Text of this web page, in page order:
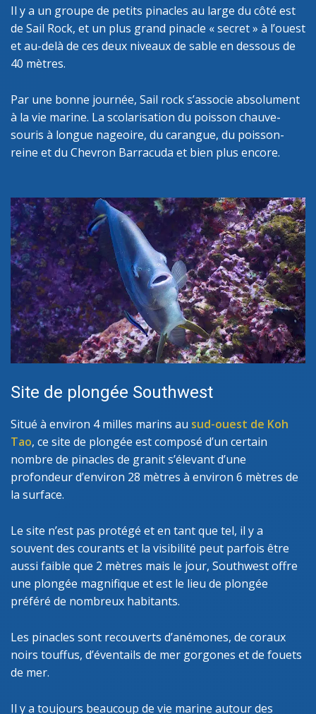
Il y a un groupe de petits pinacles au large du côté est
de Sail Rock, et un plus grand pinacle « secret » à l’ouest
et au-delà de ces deux niveaux de sable en dessous de
40 mètres.
Par une bonne journée, Sail rock s’associe absolument
à la vie marine. La scolarisation du poisson chauve-
souris à longue nageoire, du carangue, du poisson-
reine et du Chevron Barracuda et bien plus encore.
Site de plongée Southwest
Situé à environ 4 milles marins au sud-ouest de Koh
Tao, ce site de plongée est composé d’un certain
nombre de pinacles de granit s’élevant d’une
profondeur d’environ 28 mètres à environ 6 mètres de
la surface.
Le site n’est pas protégé et en tant que tel, il y a
souvent des courants et la visibilité peut parfois être
aussi faible que 2 mètres mais le jour, Southwest offre
une plongée magnifique et est le lieu de plongée
préféré de nombreux habitants.
Les pinacles sont recouverts d’anémones, de coraux
noirs touffus, d’éventails de mer gorgones et de fouets
de mer.
Il y a toujours beaucoup de vie marine autour des